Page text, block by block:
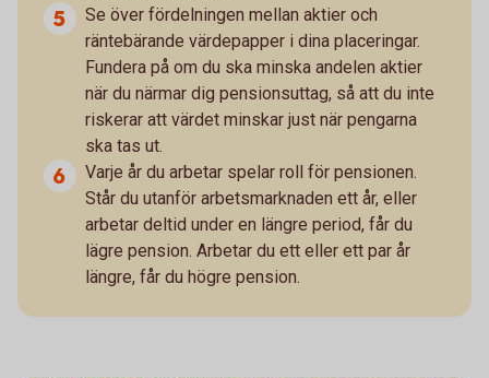
Se över fördelningen mellan aktier och
räntebärande värdepapper i dina placeringar.
Fundera på om du ska minska andelen aktier
när du närmar dig pensionsuttag, så att du inte
riskerar att värdet minskar just när pengarna
ska tas ut.
Varje år du arbetar spelar roll för pensionen.
Står du utanför arbetsmarknaden ett år, eller
arbetar deltid under en längre period, får du
lägre pension. Arbetar du ett eller ett par år
längre, får du högre pension.